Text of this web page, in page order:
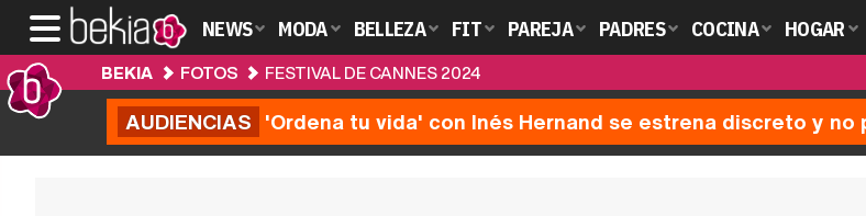
NEWS MODA BELLEZA FIT PAREJA PADRES COCINA HOGAR
BEKIA FOTOS FESTIVAL DE CANNES 2024
AUDIENCIAS 'Ordena tu vida' con Inés Hernand se estrena discreto y